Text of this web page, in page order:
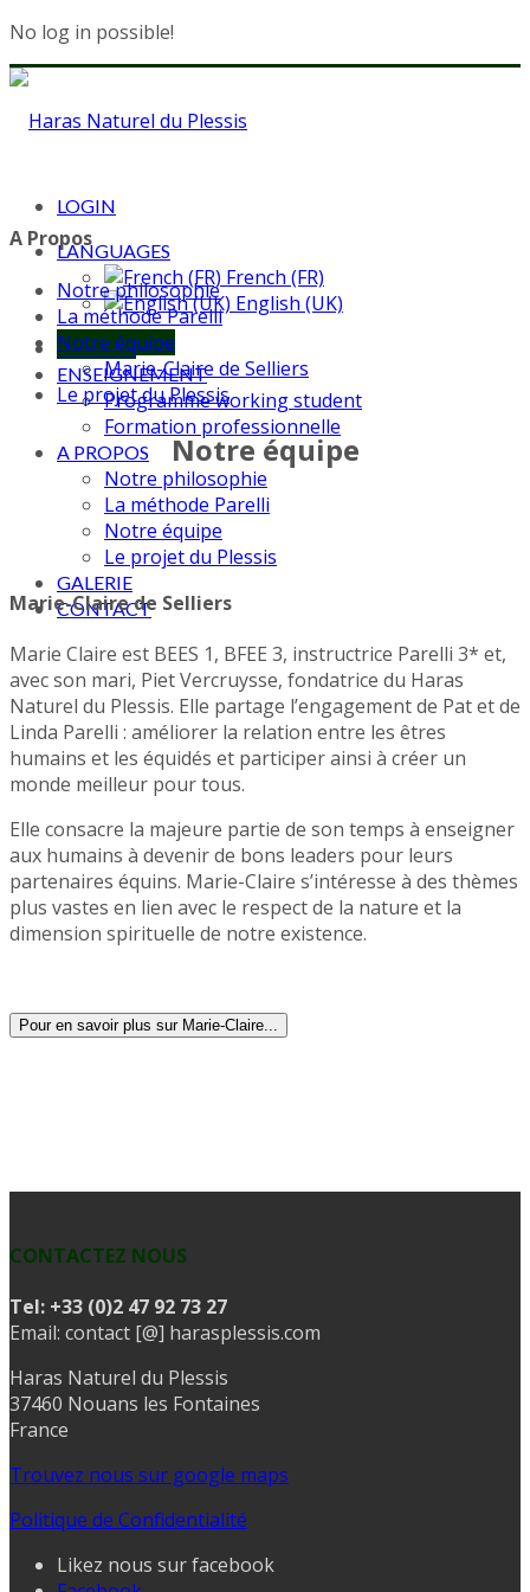
No log in possible!
LOGIN
LANGUAGES
French (FR)
English (UK)
ACCUEIL
ENSEIGNEMENT
Programme working student
Formation professionnelle
A PROPOS
Notre philosophie
La méthode Parelli
Notre équipe
Le projet du Plessis
GALERIE
CONTACT
A Propos
Notre philosophie
La méthode Parelli
Notre équipe
Marie-Claire de Selliers
Le projet du Plessis
Notre équipe
Marie-Claire de Selliers
Marie Claire est BEES 1, BFEE 3, instructrice Parelli 3* et,
avec son mari, Piet Vercruysse, fondatrice du Haras
Naturel du Plessis. Elle partage l’engagement de Pat et de
Linda Parelli : améliorer la relation entre les êtres
humains et les équidés et participer ainsi à créer un
monde meilleur pour tous.
Elle consacre la majeure partie de son temps à enseigner
aux humains à devenir de bons leaders pour leurs
partenaires équins. Marie-Claire s’intéresse à des thèmes
plus vastes en lien avec le respect de la nature et la
dimension spirituelle de notre existence.
Pour en savoir plus sur Marie-Claire...
CONTACTEZ NOUS
Tel: +33 (0)2 47 92 73 27
Email: contact [@] harasplessis.com
Haras Naturel du Plessis
37460 Nouans les Fontaines
France
Trouvez nous sur google maps
Politique de Confidentialité
Likez nous sur facebook